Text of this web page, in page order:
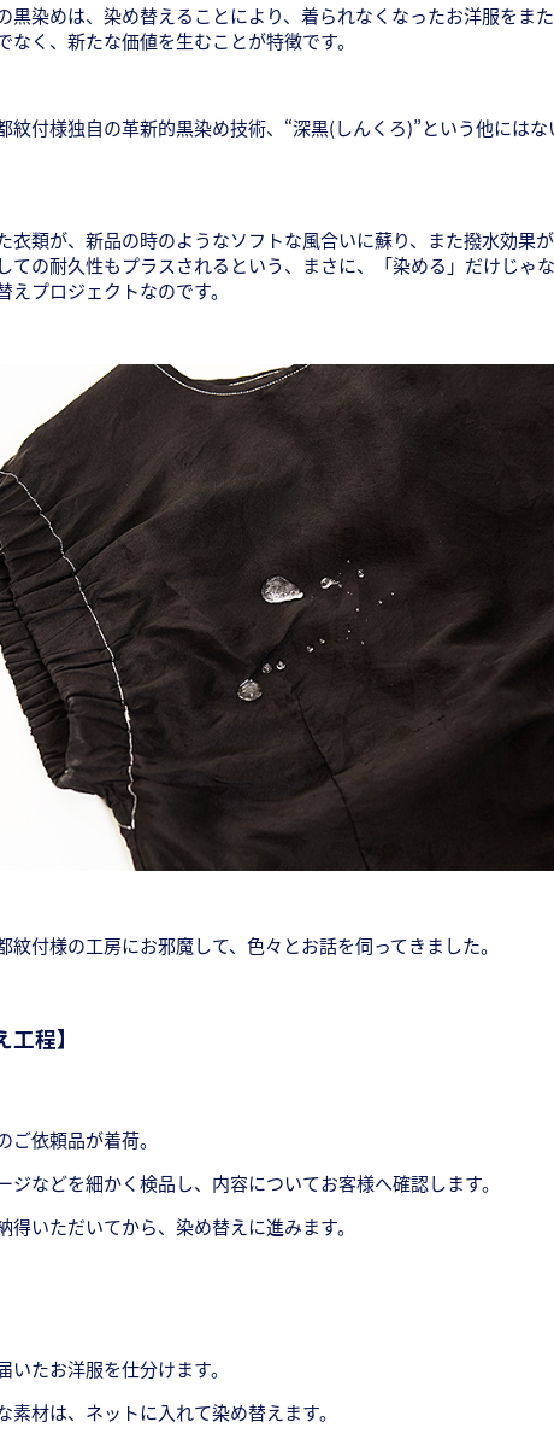
黒染めは、染め替えることにより、着られなくなったお洋服をま
なく、新たな価値を生むことが特徴です。
紋付様独自の革新的黒染め技術、“深黒(しんくろ)”という他にはな
衣類が、新品の時のようなソフトな風合いに蘇り、また撥水効果
ての耐久性もプラスされるという、まさに、「染める」だけじゃ
えプロジェクトなのです。
紋付様の工房にお邪魔して、色々とお話を伺ってきました。
工程】
ご依頼品が着荷。
ジなどを細かく検品し、内容についてお客様へ確認します。
得いただいてから、染め替えに進みます。
いたお洋服を仕分けます。
素材は、ネットに入れて染め替えます。